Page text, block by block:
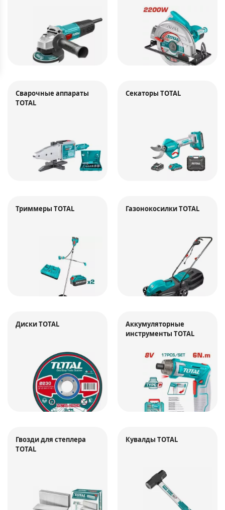
Сварочные аппараты
TOTAL
Секаторы TOTAL
Триммеры TOTAL Газонокосилки TOTAL
Диски TOTAL
Аккумуляторные
инструменты TOTAL
Гвозди для степлера
TOTAL
Кувалды TOTAL